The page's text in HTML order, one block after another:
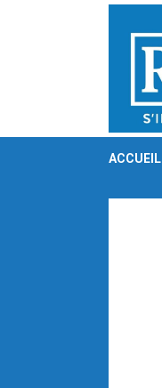
ACCUEIL